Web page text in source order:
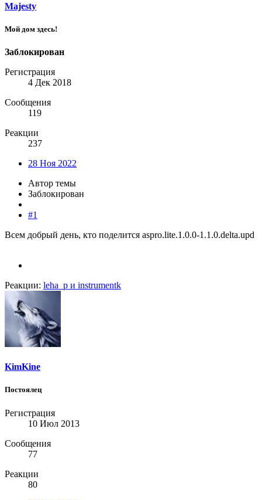
Majesty
Мой дом здесь!
Заблокирован
Регистрация
4 Дек 2018
Сообщения
119
Реакции
237
28 Ноя 2022
Автор темы
Заблокирован
#1
Всем добрый день, кто поделится aspro.lite.1.0.0-1.1.0.delta.upd
Реакции: leha_p и instrumentk
KimKine
Постоялец
Регистрация
10 Июл 2013
Сообщения
77
Реакции
80